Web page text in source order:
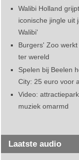
Walibi Holland
iconische jingle uit
Walibi'
Burgers' Zoo
ter wereld
Spelen bij Beelen
City: 25 euro voor
Video:
muziek omarmd
Laatste audio